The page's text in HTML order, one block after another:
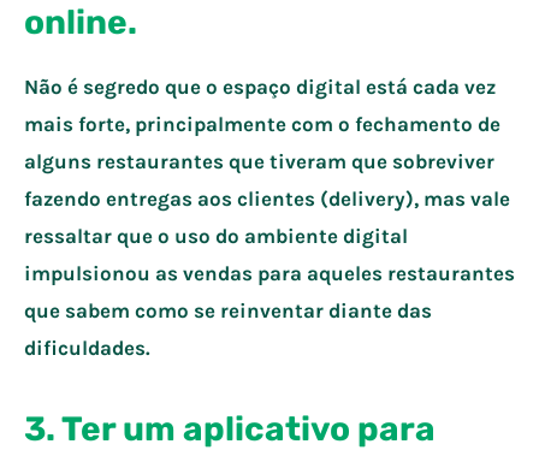
online.
Não é segredo que o espaço digital está cada vez
mais forte, principalmente com o fechamento de
alguns restaurantes que tiveram que sobreviver
fazendo entregas aos clientes (delivery), mas vale
ressaltar que o uso do ambiente digital
impulsionou as vendas para aqueles restaurantes
que sabem como se reinventar diante das
dificuldades.
3.Ter um aplicativo para